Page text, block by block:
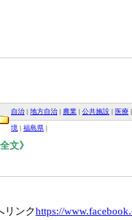
自治 | 地方自治 | 農業 | 公共施設 | 医療 |
境 | 福島県 |
文》
リンクhttps://www.fac